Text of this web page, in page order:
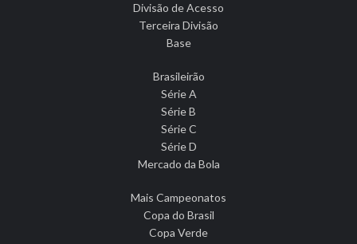
Divisão de Acesso
Terceira Divisão
Base
Brasileirão
Série A
Série B
Série C
Série D
Mercado da Bola
Mais Campeonatos
Copa do Brasil
Copa Verde